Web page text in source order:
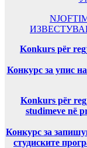
Konkurs për
Конкурс за упис
Konkurs për
studimeve në
Конкурс за
студиските